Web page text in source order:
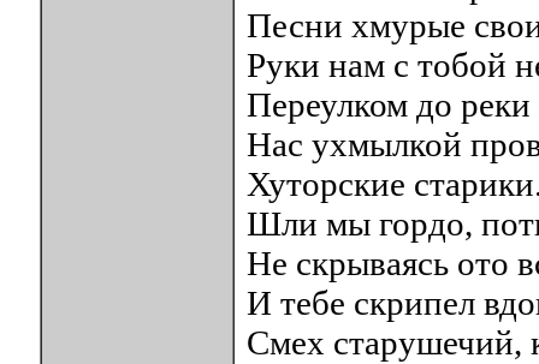
Песни хмурые
Руки нам с тобой
Переулком до реки
Нас ухмылкой
Хуторские
Шли мы гордо,
Не скрываясь ото
И тебе скрипел
Смех старушечий,